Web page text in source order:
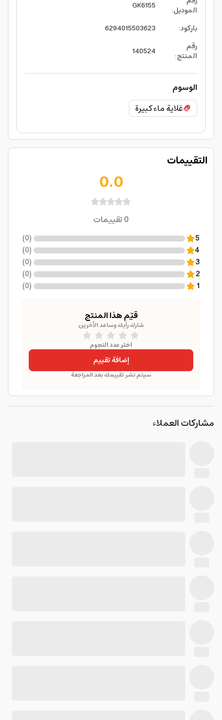
الموديل:
GK6155
باركود:
6294015503623
رقم
المنتج:
140524
الوسوم
غلاية ماء كبيرة
التقييمات
0.0
0تقييمات
5
(
0
)
4
(
0
)
3
(
0
)
2
(
0
)
1
(
0
)
قيّم هذا المنتج
شارك رأيك وساعد الآخرين
اختر عدد النجوم
إضافة تقييم
سيتم نشر تقييمك بعد المراجعة
مشاركات العملاء